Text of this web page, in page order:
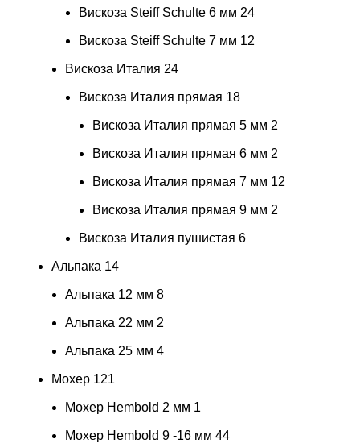
Вискоза Steiff Schulte 6 мм 24
Вискоза Steiff Schulte 7 мм 12
Вискоза Италия 24
Вискоза Италия прямая 18
Вискоза Италия прямая 5 мм 2
Вискоза Италия прямая 6 мм 2
Вискоза Италия прямая 7 мм 12
Вискоза Италия прямая 9 мм 2
Вискоза Италия пушистая 6
Альпака 14
Альпака 12 мм 8
Альпака 22 мм 2
Альпака 25 мм 4
Мохер 121
Мохер Hembold 2 мм 1
Мохер Hembold 9 -16 мм 44